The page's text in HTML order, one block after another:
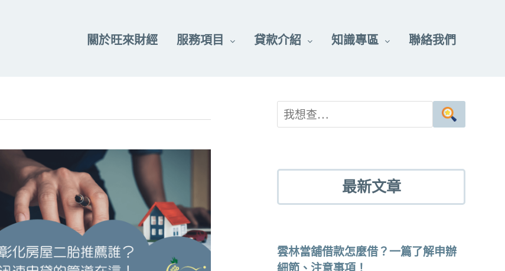
關於旺來財經 服務項目 貸款介紹 知識專區 聯絡我們
最新文章
雲林當舖借款怎麼借？一篇了解申辦
細節、注意事項！